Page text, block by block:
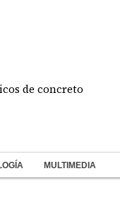
concreto
MULTIMEDIA